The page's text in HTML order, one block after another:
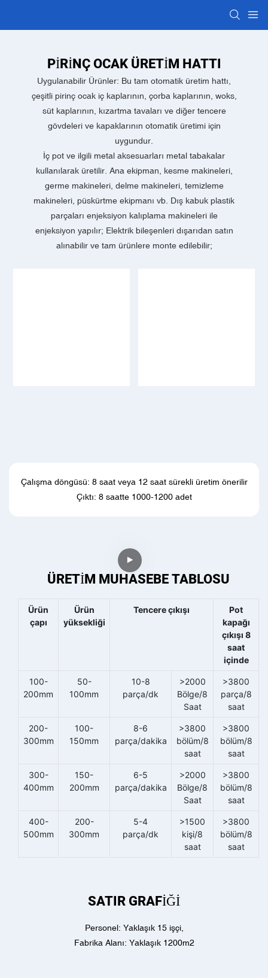
PIRINÇ OCAK ÜRETIM HATTI
Uygulanabilir Ürünler: Bu tam otomatik üretim hattı,
çeşitli pirinç ocak iç kaplarının, çorba kaplarının, woks,
süt kaplarının, kızartma tavaları ve diğer tencere
gövdeleri ve kapaklarının otomatik üretimi için
uygundur.
İç pot ve ilgili metal aksesuarları metal tabakalar
kullanılarak üretilir. Ana ekipman, kesme makineleri,
germe makineleri, delme makineleri, temizleme
makineleri, püskürtme ekipmanı vb. Dış kabuk plastik
parçaları enjeksiyon kalıplama makineleri ile
enjeksiyon yapılır; Elektrik bileşenleri dışarıdan satın
alınabilir ve tam ürünlere monte edilebilir;
Çalışma döngüsü: 8 saat veya 12 saat sürekli üretim önerilir
Çıktı: 8 saatte 1000-1200 adet
ÜRETIM MUHASEBE TABLOSU
Ürün
çapı
Ürün
yüksekliği
Tencere çıkışı
Pot
kapağı
çıkışı 8
saat
içinde
100-
200mm
50-
100mm
10-8
parça/dk
>2000
Bölge/8
Saat
>3800
parça/8
saat
200-
300mm
100-
150mm
8-6
parça/dakika
>3800
bölüm/8
saat
>3800
bölüm/8
saat
300-
400mm
150-
200mm
6-5
parça/dakika
>2000
Bölge/8
Saat
>3800
bölüm/8
saat
400-
500mm
200-
300mm
5-4
parça/dk
>1500
kişi/8
saat
>3800
bölüm/8
saat
SATIR GRAFIĞI
Personel: Yaklaşık 15 işçi,
Fabrika Alanı: Yaklaşık 1200m2